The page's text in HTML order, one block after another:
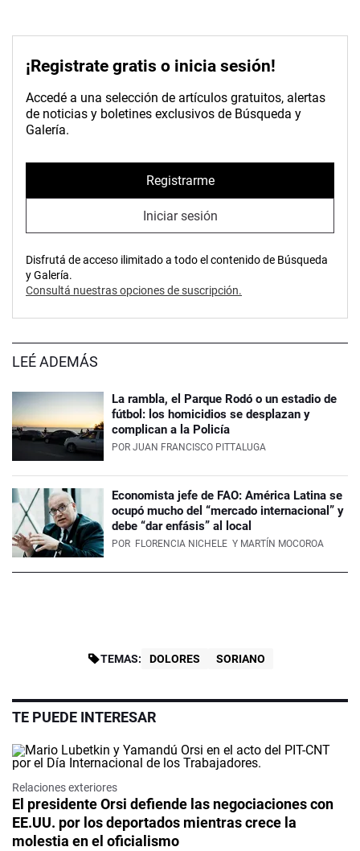
¡Registrate gratis o inicia sesión!
Accedé a una selección de artículos gratuitos, alertas
de noticias y boletines exclusivos de Búsqueda y
Galería.
Registrarme
Iniciar sesión
Disfrutá de acceso ilimitado a todo el contenido de Búsqueda
y Galería.
Consultá nuestras opciones de suscripción.
LEÉ ADEMÁS
La rambla, el Parque Rodó o un estadio de
fútbol: los homicidios se desplazan y
complican a la Policía
POR JUAN FRANCISCO PITTALUGA
Economista jefe de FAO: América Latina se
ocupó mucho del “mercado internacional” y
debe “dar enfásis” al local
POR FLORENCIA NICHELE Y MARTÍN MOCOROA
TEMAS: DOLORES SORIANO
TE PUEDE INTERESAR
Relaciones exteriores
El presidente Orsi defiende las negociaciones con
EE.UU. por los deportados mientras crece la
molestia en el oficialismo